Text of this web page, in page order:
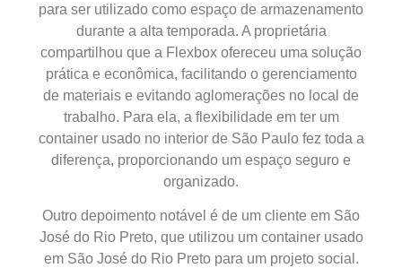
para ser utilizado como espaço de armazenamento
durante a alta temporada. A proprietária
compartilhou que a Flexbox ofereceu uma solução
prática e econômica, facilitando o gerenciamento
de materiais e evitando aglomerações no local de
trabalho. Para ela, a flexibilidade em ter um
container usado no interior de São Paulo fez toda a
diferença, proporcionando um espaço seguro e
organizado.
Outro depoimento notável é de um cliente em São
José do Rio Preto, que utilizou um container usado
em São José do Rio Preto para um projeto social.